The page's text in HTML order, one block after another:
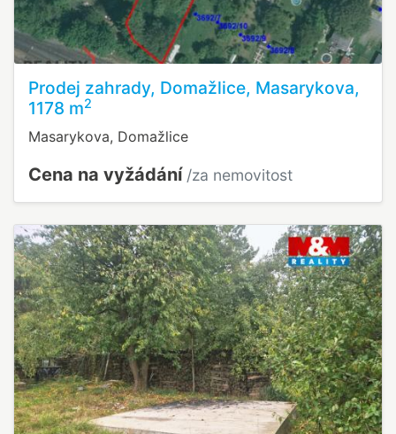
Prodej zahrady, Domažlice, Masarykova,
1178 m2
Masarykova, Domažlice
Cena na vyžádání /za nemovitost